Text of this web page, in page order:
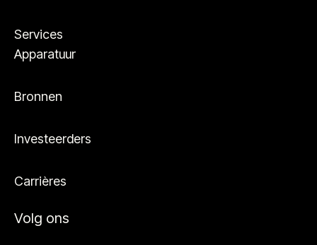
Services
Apparatuur
Bronnen
Investeerders
Carrières
Volg ons